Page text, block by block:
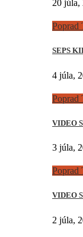
20 júla,
Poprad
SEPS
4 júla,
Poprad
VIDEO
3 júla,
Poprad
VIDEO
2 júla,